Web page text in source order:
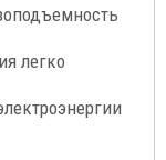
легко